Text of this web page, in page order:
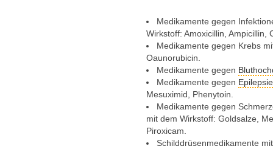
Medikamente gegen
Wirkstoff: Amoxicillin, Ampicillin,
Medikamente gegen Krebs
Oaunorubicin.
Medikamente gegen
Medikamente gegen Epilepsie
Mesuximid, Phenytoin.
Medikamente gegen
mit dem Wirkstoff: Goldsalze,
Piroxicam.
Schilddrüsenmedikamente